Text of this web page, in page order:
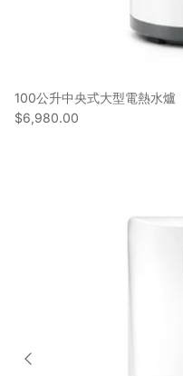
100公升中央式大型電熱水爐
$6,980.00